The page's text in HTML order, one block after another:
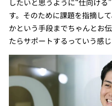
したいと思うように“仕向け
す。そのために課題を指摘し
かという手段までちゃんとお
たらサポートするっていう感じ